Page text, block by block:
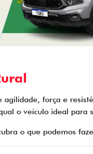
agilidade, força e
o veículo ideal para
o que podemos